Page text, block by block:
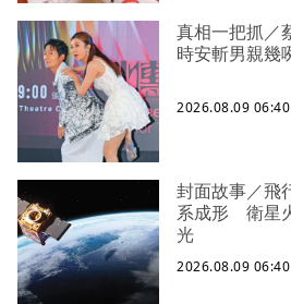
真相一把抓
時安斬男親幾
2026.08.09 06:40
封面故事／飛
系成形 衛星
光
2026.08.09 06:40